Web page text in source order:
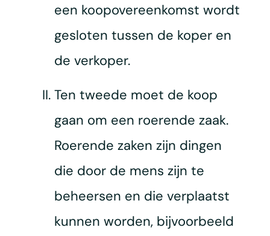
een koopovereenkomst wordt
gesloten tussen de koper en
de verkoper.
Ten tweede moet de koop
gaan om een roerende zaak.
Roerende zaken zijn dingen
die door de mens zijn te
beheersen en die verplaatst
kunnen worden, bijvoorbeeld